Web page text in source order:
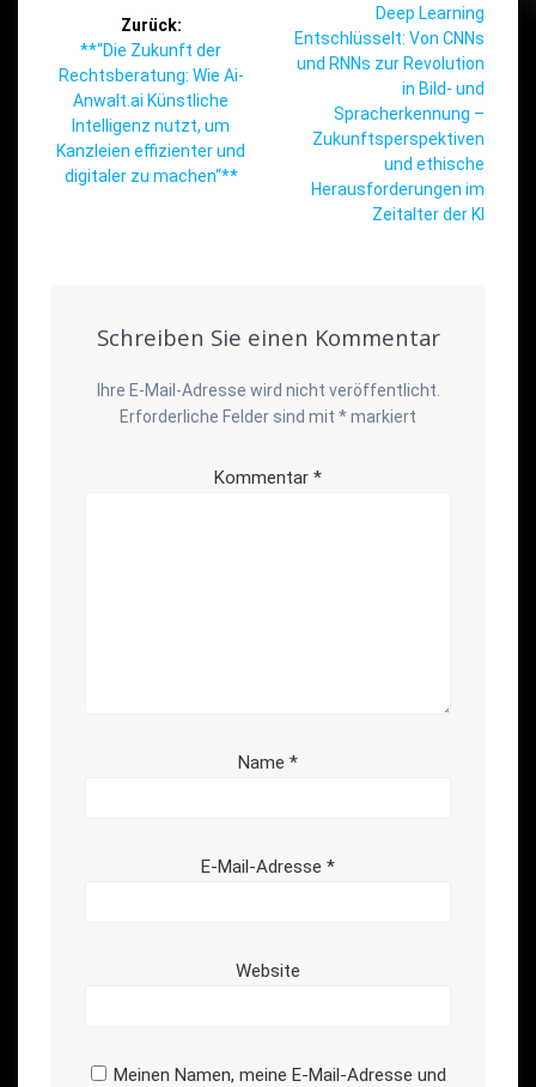
Zurück:
Vorheriger
Beitrag:
**“Die Zukunft der
Rechtsberatung: Wie Ai-
Anwalt.ai Künstliche
Intelligenz nutzt, um
Kanzleien effizienter und
digitaler zu machen“**
Nächster
Beitrag:
Deep Learning
Entschlüsselt: Von CNNs
und RNNs zur Revolution
in Bild- und
Spracherkennung –
Zukunftsperspektiven
und ethische
Herausforderungen im
Zeitalter der KI
Schreiben Sie einen Kommentar
Ihre E-Mail-Adresse wird nicht veröffentlicht.
Erforderliche Felder sind mit *markiert
Kommentar *
Name *
E-Mail-Adresse *
Website
Meinen Namen, meine E-Mail-Adresse und